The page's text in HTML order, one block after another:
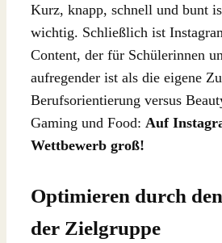
Kurz, knapp, schnell und bunt
wichtig. Schließlich ist
Content, der für Schülerinnen
aufregender ist als die eigene
Berufsorientierung versus
Gaming und Food: Auf
Wettbewerb groß!
Optimieren durch
der Zielgruppe